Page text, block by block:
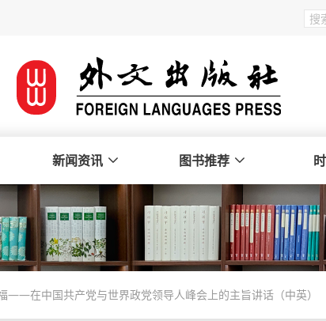
新闻资讯 图书推荐
——在中国共产党与世界政党领导人峰会上的主旨讲话（中英）